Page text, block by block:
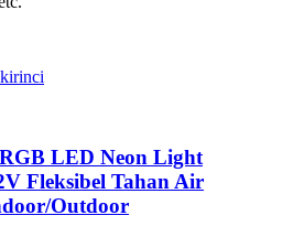
rinci
LED Neon Light
Fleksibel Tahan Air
Outdoor